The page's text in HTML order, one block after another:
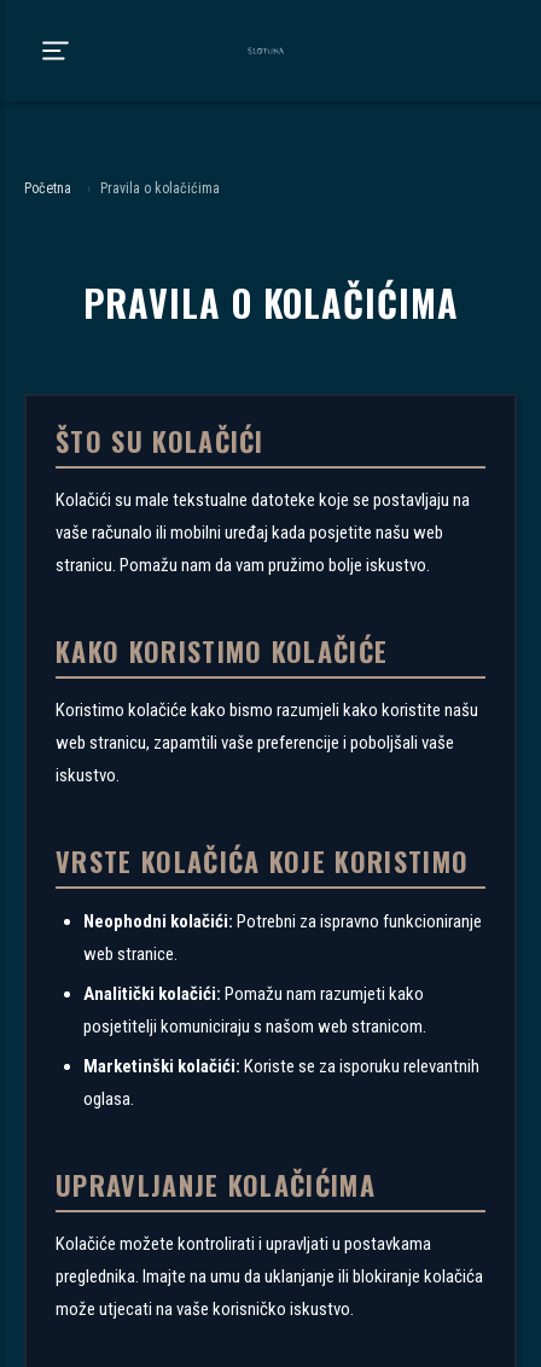
Početna › Pravila o kolačićima
PRAVILA O KOLAČIĆIMA
ŠTO SU KOLAČIĆI
Kolačići su male tekstualne datoteke koje se postavljaju na
vaše računalo ili mobilni uređaj kada posjetite našu web
stranicu. Pomažu nam da vam pružimo bolje iskustvo.
KAKO KORISTIMO KOLAČIĆE
Koristimo kolačiće kako bismo razumjeli kako koristite našu
web stranicu, zapamtili vaše preferencije i poboljšali vaše
iskustvo.
VRSTE KOLAČIĆA KOJE KORISTIMO
Neophodni kolačići: Potrebni za ispravno funkcioniranje
web stranice.
Analitički kolačići: Pomažu nam razumjeti kako
posjetitelji komuniciraju s našom web stranicom.
Marketinški kolačići: Koriste se za isporuku relevantnih
oglasa.
UPRAVLJANJE KOLAČIĆIMA
Kolačiće možete kontrolirati i upravljati u postavkama
preglednika. Imajte na umu da uklanjanje ili blokiranje kolačića
može utjecati na vaše korisničko iskustvo.